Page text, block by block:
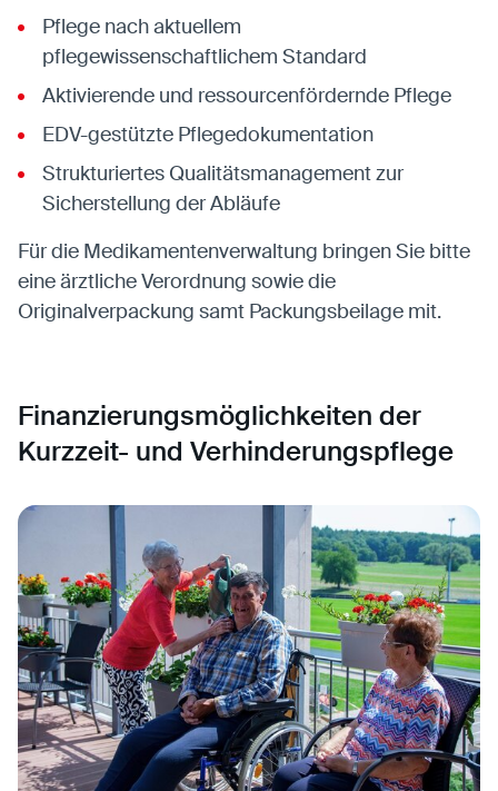
Pflege nach aktuellem
pflegewissenschaftlichem Standard
Aktivierende und ressourcenfördernde Pflege
EDV-gestützte Pflegedokumentation
Strukturiertes Qualitätsmanagement zur
Sicherstellung der Abläufe
Für die Medikamentenverwaltung bringen Sie bitte
eine ärztliche Verordnung sowie die
Originalverpackung samt Packungsbeilage mit.
Finanzierungsmöglichkeiten der
Kurzzeit- und Verhinderungspflege